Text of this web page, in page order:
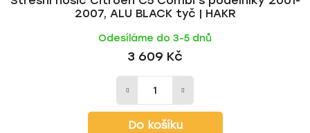
2007, ALU BLACK tyč | HAKR
Odesíláme do 3-5 dnů
3 609 Kč
Do košíku